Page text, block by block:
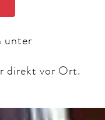
unter
direkt vor Ort.